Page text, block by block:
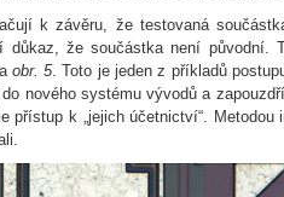
k závěru, že testovaná
že součástka není původní.
obr. 5. Toto je jeden z příkladů
nového systému vývodů a
přístup k „jejich účetnictví“.